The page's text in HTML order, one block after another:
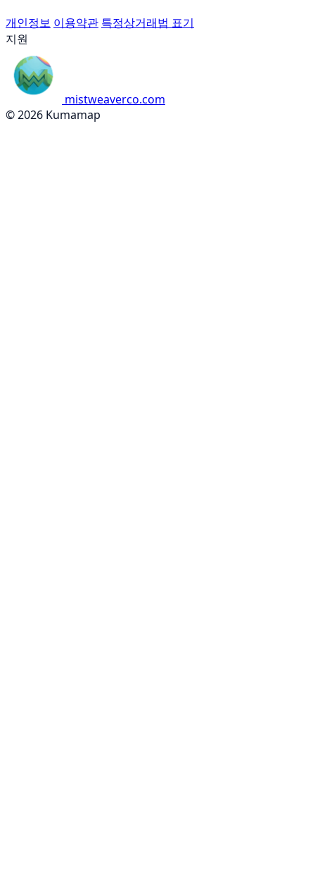
개인정보 이용약관 특정상거래법 표기
지원
mistweaverco.com
© 2026 Kumamap